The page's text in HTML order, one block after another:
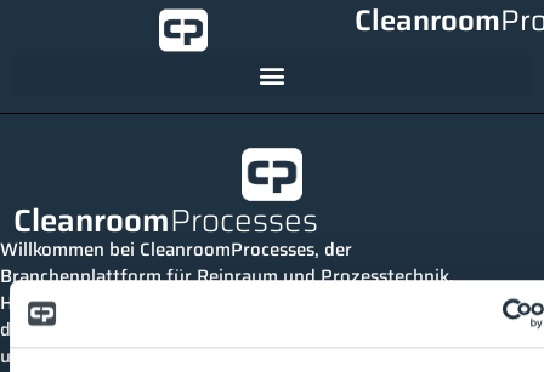
Cleanroom
CleanroomProcesses
Willkommen bei CleanroomProcesses, der
Branchenplattform für Reinraum und Prozesstechnik.
Hier bleibst du immer auf dem neuesten Stand, kannst
dich mit anderen verknüpfen und alle relevanten Themen
und Events der Branche entdecken.